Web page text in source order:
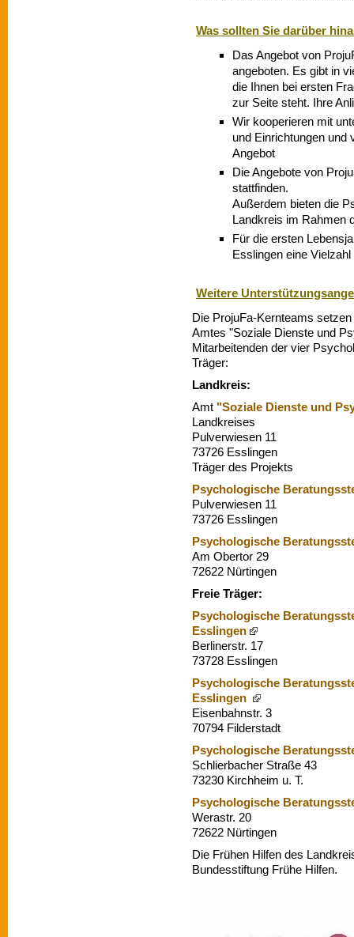
Was sollten Sie darüber
Das Angebot von
angeboten. Es gibt in
die Ihnen bei ersten
zur Seite steht. Ihre
Wir kooperieren mit
und Einrichtungen und
Angebot
Die Angebote von
stattfinden.
Außerdem bieten die
Landkreis im Rahmen
Für die ersten
Esslingen eine
Weitere
Die ProjuFa-Kernteams
Amtes "Soziale Dienste und
Mitarbeitenden der vier
Träger:
Landkreis:
Amt "Soziale Dienste und
Landkreises
Pulverwiesen 11
73726 Esslingen
Träger des Projekts
Psychologische
Pulverwiesen 11
73726 Esslingen
Psychologische
Am Obertor 29
72622 Nürtingen
Freie Träger:
Psychologische
Esslingen
Berlinerstr. 17
73728 Esslingen
Psychologische
Esslingen
Eisenbahnstr. 3
70794 Filderstadt
Psychologische
Schlierbacher Straße 43
73230 Kirchheim u. T.
Psychologische
Werastr. 20
72622 Nürtingen
Die Frühen Hilfen des
Bundesstiftung Frühe Hilfen.